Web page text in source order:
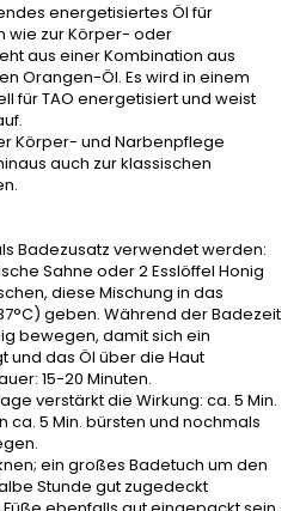
energetisiertes Öl für
wie zur Körper- oder
aus einer Kombination aus
Orangen-Öl. Es wird in einem
für TAO energetisiert und weist
Körper- und Narbenpflege
auch zur klassischen
Badezusatz verwendet werden:
Sahne oder 2 Esslöffel Honig
diese Mischung in das
geben. Während der Badezeit
bewegen, damit sich ein
und das Öl über die Haut
15-20 Minuten.
verstärkt die Wirkung: ca. 5 Min.
ca. 5 Min. bürsten und nochmals
ein großes Badetuch um den
Stunde gut zugedeckt